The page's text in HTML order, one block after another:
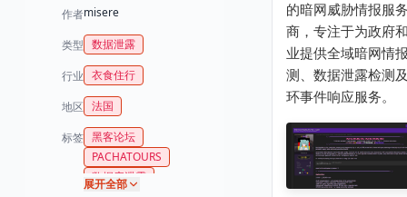
作者misere
类型 数据泄露
行业 衣食住行
地区 法国
标签 黑客论坛
PACHATOURS
数据库泄露
展开全部
的暗网威胁情报服
商，专注于为政府
业提供全域暗网情
测、数据泄露检测
环事件响应服务。